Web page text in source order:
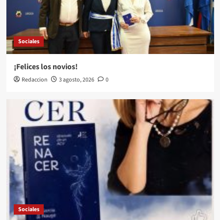
Sociales
¡Felices los novios!
Redaccion 3 agosto, 2026 0
Sociales